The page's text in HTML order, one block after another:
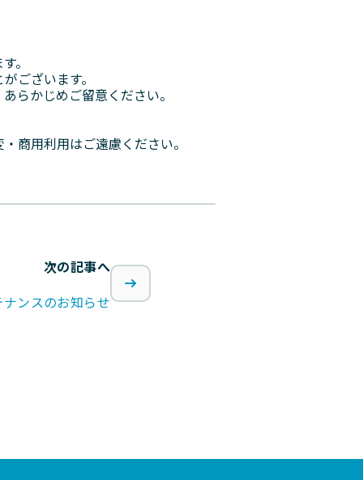
。
ございます。
らかじめご留意ください。
商用利用はご遠慮ください。
次の記事へ
ンスのお知らせ